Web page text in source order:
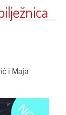
i Maja